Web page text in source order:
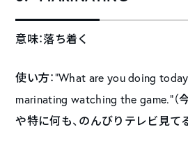
意味：落ち着く
使い方：“What are you doing
marinating watching the game.”
や特に何も、のんびりテレビ見てる